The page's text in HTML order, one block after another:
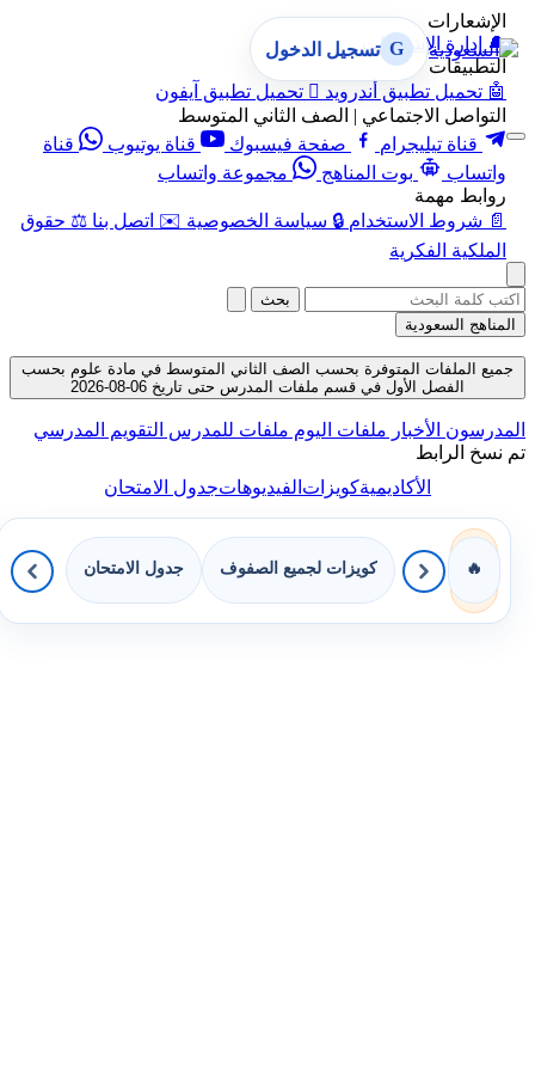
الإشعارات
🔔 إدارة الإشعارات
التطبيقات
🤖 تحميل تطبيق أندرويد  تحميل تطبيق آيفون
التواصل الاجتماعي | الصف الثاني المتوسط
قناة تيليجرام
صفحة فيسبوك قناة يوتيوب
قناة
واتساب
بوت المناهج
مجموعة واتساب
روابط مهمة
📄 شروط الاستخدام 🔒 سياسة الخصوصية ✉️ اتصل بنا ⚖️ حقوق
الملكية الفكرية
G تسجيل الدخول
بحث
المناهج السعودية
جميع الملفات المتوفرة بحسب الصف الثاني المتوسط في مادة علوم بحسب
الفصل الأول في قسم ملفات المدرس حتى تاريخ 06-08-2026
المدرسون الأخبار ملفات اليوم ملفات للمدرس التقويم المدرسي
تم نسخ الرابط
الأكاديميةكويزاتالفيديوهاتجدول الامتحان
🔥 كويزات لجميع الصفوف جدول الامتحان